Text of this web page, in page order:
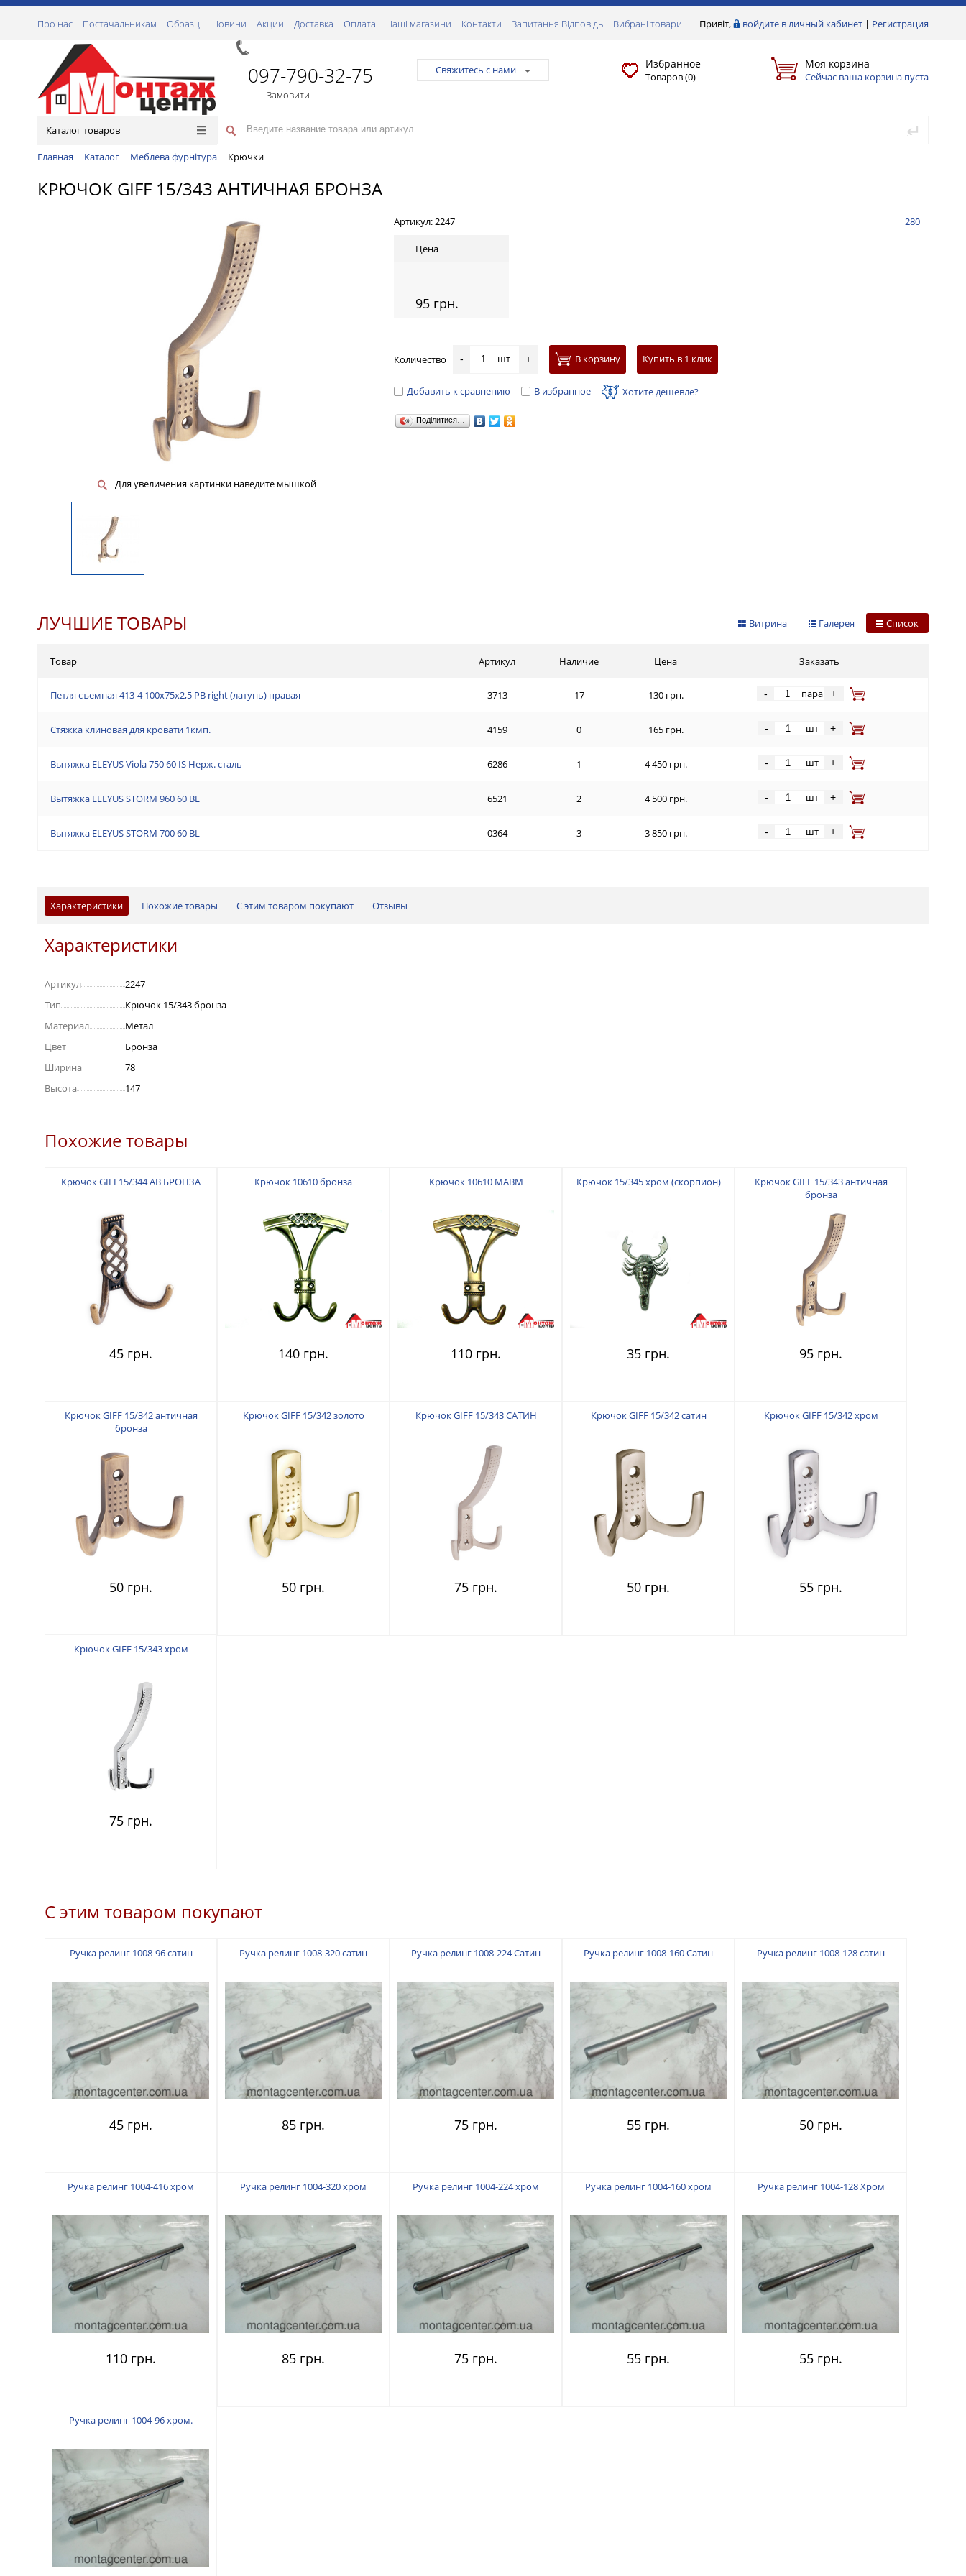
Привіт, войдите в личный кабинет | Регистрация
Про нас Постачальникам Образці Новини Акции Доставка Оплата Наші магазини Контакти Запитання Відповідь Вибрані товари
097-790-32-75
Замовити
Свяжитесь с нами Избранное
Товаров (0)
Моя корзина
Сейчас ваша корзина пуста
Каталог товаров
Главная Каталог Меблева фурнітура Крючки
КРЮЧОК GIFF 15/343 АНТИЧНАЯ БРОНЗА
Для увеличения картинки наведите мышкой
Артикул:2247 280
Цена
95 грн.
Количество - шт + В корзину Купить в 1 клик
Добавить к сравнению В избранное Хотите дешевле?
Поділитися…
ЛУЧШИЕ ТОВАРЫ Список
Галерея
Витрина
Товар Артикул Наличие Цена Заказать
Петля съемная 413-4 100x75x2,5 PB right (латунь) правая 3713 17 130 грн. - пара +
Стяжка клиновая для кровати 1кмп. 4159 0 165 грн. - шт +
Вытяжка ELEYUS Viola 750 60 IS Нерж. сталь 6286 1 4 450 грн. - шт +
Вытяжка ELEYUS STORM 960 60 BL 6521 2 4 500 грн. - шт +
Вытяжка ELEYUS STORM 700 60 BL 0364 3 3 850 грн. - шт +
Характеристики Похожие товары С этим товаром покупают Отзывы
Характеристики
Артикул
2247
Тип
Крючок 15/343 бронза
Материал
Метал
Цвет
Бронза
Ширина
78
Высота
147
Похожие товары
Крючок GIFF15/344 AB БРОНЗА
45 грн.
Крючок 10610 бронза
140 грн.
Крючок 10610 MABM
110 грн.
Крючок 15/345 хром (скорпион)
35 грн.
Крючок GIFF 15/343 античная
бронза
95 грн.
Крючок GIFF 15/342 античная
бронза
50 грн.
Крючок GIFF 15/342 золото
50 грн.
Крючок GIFF 15/343 САТИН
75 грн.
Крючок GIFF 15/342 сатин
50 грн.
Крючок GIFF 15/342 хром
55 грн.
Крючок GIFF 15/343 хром
75 грн.
С этим товаром покупают
Ручка релинг 1008-96 сатин
45 грн.
Ручка релинг 1008-320 сатин
85 грн.
Ручка релинг 1008-224 Сатин
75 грн.
Ручка релинг 1008-160 Сатин
55 грн.
Ручка релинг 1008-128 сатин
50 грн.
Ручка релинг 1004-416 хром
110 грн.
Ручка релинг 1004-320 хром
85 грн.
Ручка релинг 1004-224 хром
75 грн.
Ручка релинг 1004-160 хром
55 грн.
Ручка релинг 1004-128 Хром
55 грн.
Ручка релинг 1004-96 хром.